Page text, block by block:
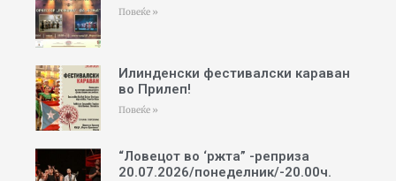
Повеќе »
Илинденски фестивалски караван
во Прилеп!
Повеќе »
“Ловецот во ‘ржта” -реприза
20.07.2026/понеделник/-20.00ч.